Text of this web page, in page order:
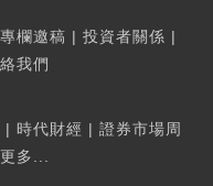
專欄邀稿 | 投資者關係 |
我們
| 時代財經 | 證券市場周
更多...